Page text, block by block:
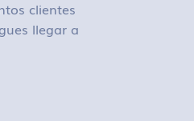
clientes
llegar a